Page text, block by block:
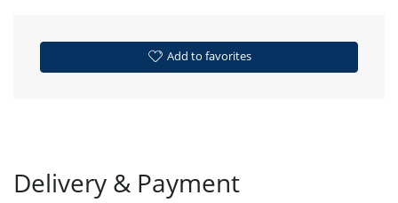
Add to favorites
Delivery & Payment